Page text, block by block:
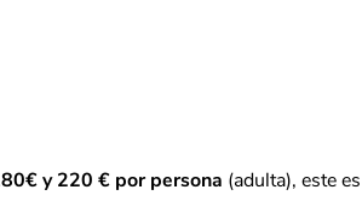
y 220 € por persona (adulta), este es